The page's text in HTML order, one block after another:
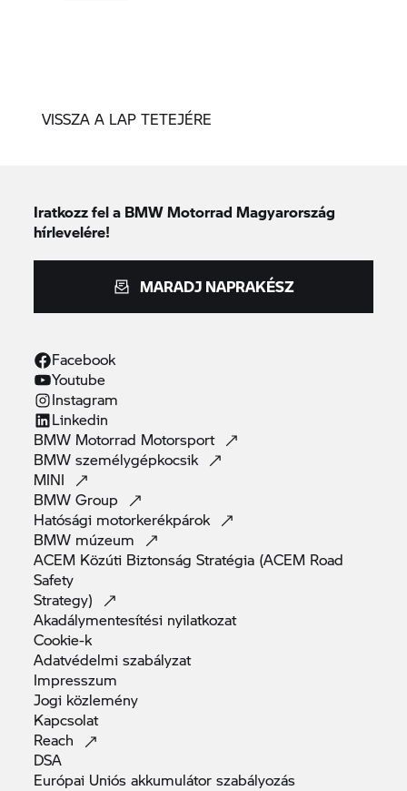
VISSZA A LAP TETEJÉRE
Iratkozz fel a BMW Motorrad Magyarország
hírlevelére!
MARADJ NAPRAKÉSZ
Facebook
Youtube
Instagram
Linkedin
BMW Motorrad Motorsport
BMWszemélygépkocsik
MINI
BMWGroup
Hatósági motorkerékpárok
BMW múzeum
ACEM Közúti Biztonság Stratégia (ACEM Road
Safety
Strategy)
Akadálymentesítési nyilatkozat
Cookie-k
Adatvédelmiszabályzat
Impresszum
Jogi közlemény
Kapcsolat
Reach
DSA
Európai Uniós akkumulátorszabályozás